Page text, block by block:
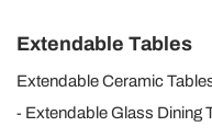
Extendable Tables
Extendable Ceramic
Extendable Glass Dining